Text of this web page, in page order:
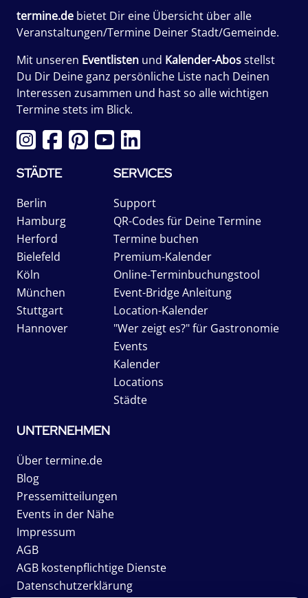
termine.de bietet Dir eine Übersicht über alle
Veranstaltungen/Termine Deiner Stadt/Gemeinde.
Mit unseren Eventlisten und Kalender-Abosstellst
Du Dir Deine ganz persönliche Liste nach Deinen
Interessen zusammen und hast so alle wichtigen
Termine stets im Blick.
STÄDTE
Berlin
Hamburg
Herford
Bielefeld
Köln
München
Stuttgart
Hannover
SERVICES
Support
QR-Codes für Deine Termine
Termine buchen
Premium-Kalender
Online-Terminbuchungstool
Event-Bridge Anleitung
Location-Kalender
"Wer zeigt es?" für Gastronomie
Events
Kalender
Locations
Städte
UNTERNEHMEN
Über termine.de
Blog
Pressemitteilungen
Events in der Nähe
Impressum
AGB
AGB kostenpflichtige Dienste
Datenschutzerklärung